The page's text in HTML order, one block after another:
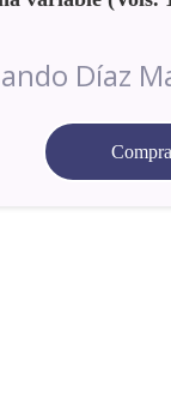
Díaz